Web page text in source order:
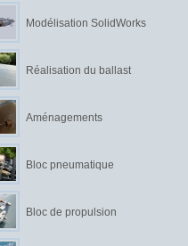
Modélisation SolidWorks
Réalisation du ballast
Aménagements
Bloc pneumatique
Bloc de propulsion